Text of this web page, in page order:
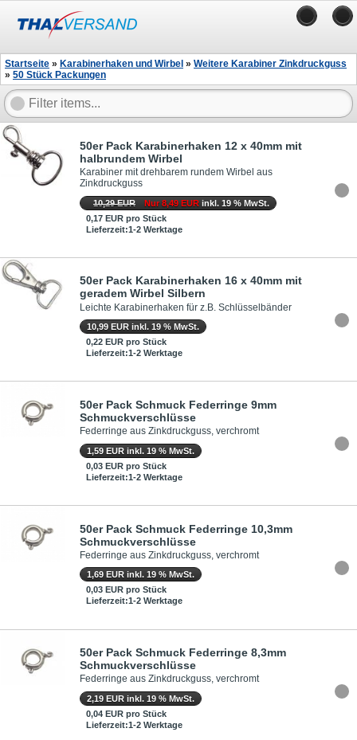
Startseite » Karabinerhaken und Wirbel » Weitere Karabiner Zinkdruckguss
» 50 Stück Packungen
50er Pack Karabinerhaken 12 x 40mm mit
halbrundem Wirbel
Karabiner mit drehbarem rundem Wirbel aus
Zinkdruckguss
10,29 EUR Nur 8,49 EUR inkl. 19 % MwSt.
0,17 EUR pro Stück
Lieferzeit:1-2 Werktage
50er Pack Karabinerhaken 16 x 40mm mit
geradem Wirbel Silbern
Leichte Karabinerhaken für z.B. Schlüsselbänder
10,99 EUR inkl. 19 % MwSt.
0,22 EUR pro Stück
Lieferzeit:1-2 Werktage
50er Pack Schmuck Federringe 9mm
Schmuckverschlüsse
Federringe aus Zinkdruckguss, verchromt
1,59 EUR inkl. 19 % MwSt.
0,03 EUR pro Stück
Lieferzeit:1-2 Werktage
50er Pack Schmuck Federringe 10,3mm
Schmuckverschlüsse
Federringe aus Zinkdruckguss, verchromt
1,69 EUR inkl. 19 % MwSt.
0,03 EUR pro Stück
Lieferzeit:1-2 Werktage
50er Pack Schmuck Federringe 8,3mm
Schmuckverschlüsse
Federringe aus Zinkdruckguss, verchromt
2,19 EUR inkl. 19 % MwSt.
0,04 EUR pro Stück
Lieferzeit:1-2 Werktage